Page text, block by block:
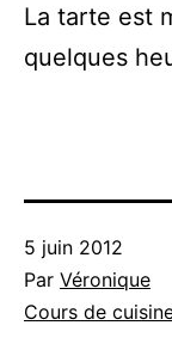
La tarte est
quelques
Publié
le
5 juin 2012
Par Véronique
Catégorisé
Cours de